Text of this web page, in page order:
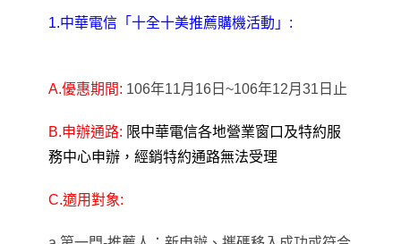
1.中華電信「十全十美推薦購機活動」:
A.優惠期間: 106年11月16日~106年12月 31 日止
B.申辦通路: 限中華電信各地營業窗口及特約服
務中心申辦，經銷特約通路無法受理
C.適用對象: